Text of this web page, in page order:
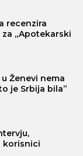
recenzira
„Apotekarski
Ženevi nema
je Srbija bila”
korisnici